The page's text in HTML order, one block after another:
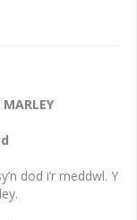
dod i’r meddwl. Y